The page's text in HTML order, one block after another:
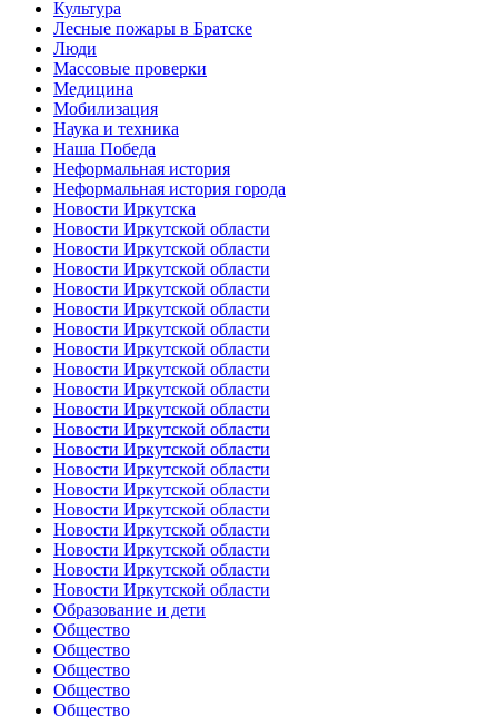
Культура
Лесные пожары в Братске
Люди
Массовые проверки
Медицина
Мобилизация
Наука и техника
Наша Победа
Неформальная история
Неформальная история города
Новости Иркутска
Новости Иркутской области
Новости Иркутской области
Новости Иркутской области
Новости Иркутской области
Новости Иркутской области
Новости Иркутской области
Новости Иркутской области
Новости Иркутской области
Новости Иркутской области
Новости Иркутской области
Новости Иркутской области
Новости Иркутской области
Новости Иркутской области
Новости Иркутской области
Новости Иркутской области
Новости Иркутской области
Новости Иркутской области
Новости Иркутской области
Новости Иркутской области
Образование и дети
Общество
Общество
Общество
Общество
Общество